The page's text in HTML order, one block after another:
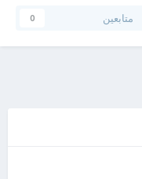
متابعين 0